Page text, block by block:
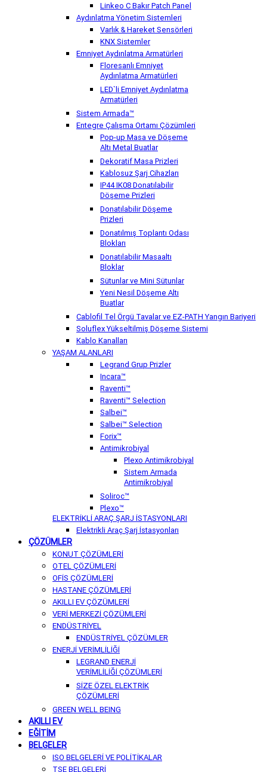
Linkeo C Bakır Patch Panel
Aydınlatma Yönetim Sistemleri
Varlık & Hareket Sensörleri
KNX Sistemler
Emniyet Aydınlatma Armatürleri
Floresanlı Emniyet
Aydınlatma Armatürleri
LED`li Emniyet Aydınlatma
Armatürleri
Sistem Armada™
Entegre Çalışma Ortamı Çözümleri
Pop-up Masa ve Döşeme
Altı Metal Buatlar
Dekoratif Masa Prizleri
Kablosuz Şarj Cihazları
IP44 IK08 Donatılabilir
Döşeme Prizleri
Donatılabilir Döşeme
Prizleri
Donatılmış Toplantı Odası
Blokları
Donatılabilir Masaaltı
Bloklar
Sütunlar ve Mini Sütunlar
Yeni Nesil Döşeme Altı
Buatlar
Cablofil Tel Örgü Tavalar ve EZ-PATH Yangın Bariyeri
Soluflex Yükseltilmiş Döşeme Sistemi
Kablo Kanalları
YAŞAM ALANLARI
Legrand Grup Prizler
Incara™
Raventi™
Raventi™ Selection
Salbei™
Salbei™ Selection
Forix™
Antimikrobiyal
Plexo Antimikrobiyal
Sistem Armada
Antimikrobiyal
Soliroc™
Plexo™
ELEKTRİKLİ ARAÇ ŞARJ İSTASYONLARI
Elektrikli Araç Şarj İstasyonları
ÇÖZÜMLER
KONUT ÇÖZÜMLERİ
OTEL ÇÖZÜMLERİ
OFİS ÇÖZÜMLERİ
HASTANE ÇÖZÜMLERİ
AKILLI EV ÇÖZÜMLERİ
VERİ MERKEZİ ÇÖZÜMLERİ
ENDÜSTRİYEL
ENDÜSTRİYEL ÇÖZÜMLER
ENERJİ VERİMLİLİĞİ
LEGRAND ENERJİ
VERİMLİLİĞİ ÇÖZÜMLERİ
SİZE ÖZEL ELEKTRİK
ÇÖZÜMLERİ
GREEN WELL BEING
AKILLI EV
EĞİTİM
BELGELER
ISO BELGELERİ VE POLİTİKALAR
TSE BELGELERİ